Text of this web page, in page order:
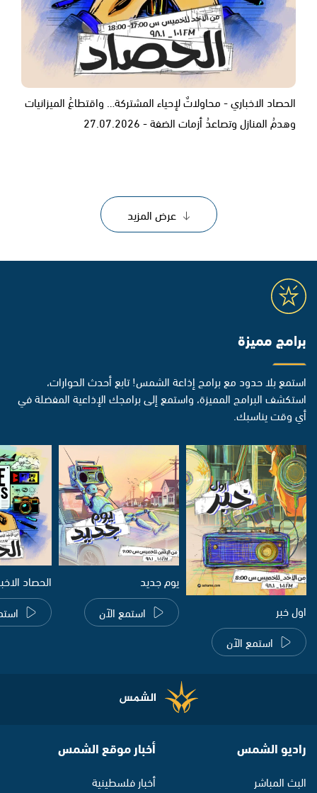
الحصاد الاخباري - محاولاتٌ لإحياء المشتركة… واقتطاعُ الميزانيات
وهدمُ المنازل وتصاعدُ أزمات الضفة - 27.07.2026
عرض المزيد
برامج مميزة
استمع بلا حدود مع برامج إذاعة الشمس! تابع أحدث الحوارات،
استكشف البرامج المميزة، واستمع إلى برامجك الإذاعية المفضلة في
أي وقت يناسبك.
اول خبر
استمع الآن
يوم جديد
استمع الآن
الحصاد
راديو الشمس
البث المباشر
أخبار موقع الشمس
أخبار فلسطينية